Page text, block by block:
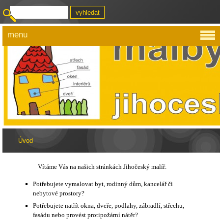
Úvod
Vítáme Vás na našich stránkách Jihočeský malíř.
Potřebujete vymalovat byt, rodinný dům, kancelář či
nebytové prostory?
Potřebujete natřít okna, dveře, podlahy, zábradlí, střechu,
fasádu nebo provést protipožární nátěr?
menu